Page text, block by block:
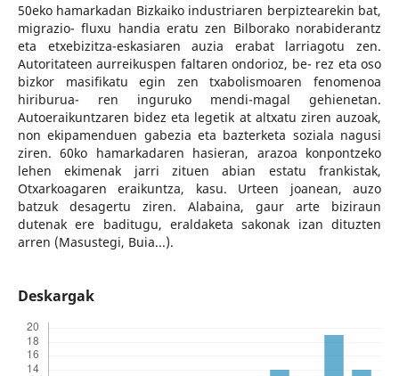
50eko hamarkadan Bizkaiko industriaren berpiztearekin bat,
migrazio- fluxu handia eratu zen Bilborako norabiderantz
eta etxebizitza-eskasiaren auzia erabat larriagotu zen.
Autoritateen aurreikuspen faltaren ondorioz, be- rez eta oso
bizkor masifikatu egin zen txabolismoaren fenomenoa
hiriburua- ren inguruko mendi-magal gehienetan.
Autoeraikuntzaren bidez eta legetik at altxatu ziren auzoak,
non ekipamenduen gabezia eta bazterketa soziala nagusi
ziren. 60ko hamarkadaren hasieran, arazoa konpontzeko
lehen ekimenak jarri zituen abian estatu frankistak,
Otxarkoagaren eraikuntza, kasu. Urteen joanean, auzo
batzuk desagertu ziren. Alabaina, gaur arte biziraun
dutenak ere baditugu, eraldaketa sakonak izan dituzten
arren (Masustegi, Buia...).
Deskargak